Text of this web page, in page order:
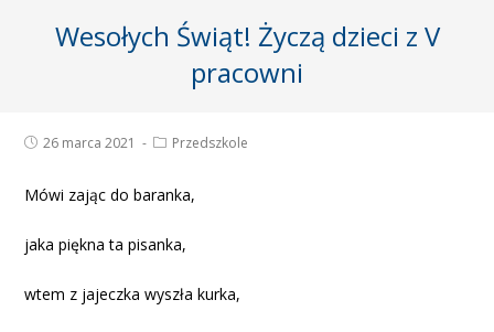
Wesołych Świąt! Życzą dzieci z V
pracowni
26 marca 2021 Przedszkole
Mówi zając do baranka,
jaka piękna ta pisanka,
wtem z jajeczka wyszła kurka,